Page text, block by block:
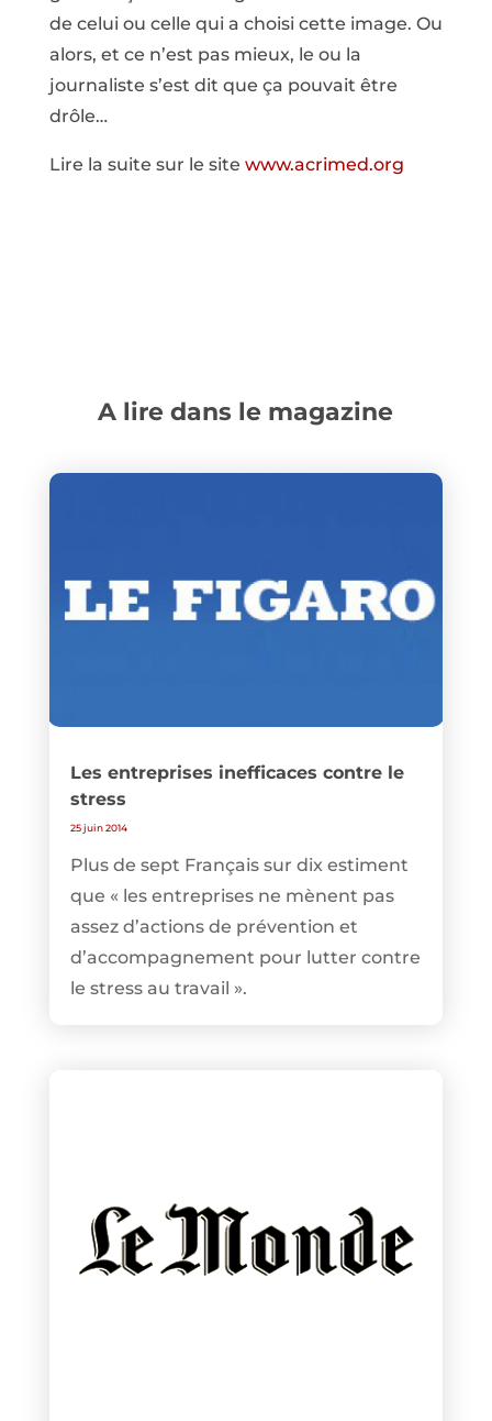
de celui ou celle qui a choisi cette image. Ou
alors, et ce n’est pas mieux, le ou la
journaliste s’est dit que ça pouvait être
drôle…
Lire la suite sur le site www.acrimed.org
A lire dans le magazine
Les entreprises inefficaces contre le
stress
25 juin 2014
Plus de sept Français sur dix estiment
que « les entreprises ne mènent pas
assez d’actions de prévention et
d’accompagnement pour lutter contre
le stress au travail ».